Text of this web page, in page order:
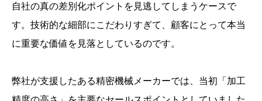
自社の真の差別化ポイントを見逃してしまうケースで
す。技術的な細部にこだわりすぎて、顧客にとって本当
に重要な価値を見落としているのです。
弊社が支援したある精密機械メーカーでは、当初「加工